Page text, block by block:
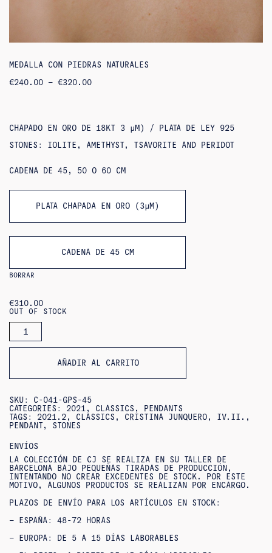
MEDALLA CON PIEDRAS NATURALES
€240.00 – €320.00RANGO
320,00
€
CHAPADO EN ORO DE 18KT 3 ΜM) / PLATA DE LEY 925
STONES: IOLITE, AMETHYST, TSAVORITE AND PERIDOT
CADENA DE 45, 50 O 60 CM
PLATA CHAPADA EN ORO (3ΜM)
CADENA DE 45 CM
BORRAR
€310.00
OUT OF STOCK
MEDALLA
STONES
PENDANT
QUANTITY
AÑADIR AL CARRITO
SKU: C-041-GPS-45
CATEGORIES: 2021 , CLASSICS ,
PENDANTS
TAGS: 2021.2 , CLASSICS , CRISTINA JUNQUERO , IV.II. ,
PENDANT , STONES
ENVÍOS
LA COLECCIÓN DE CJ SE REALIZA EN SU TALLER DE
BARCELONA BAJO PEQUEÑAS TIRADAS DE PRODUCCIÓN,
INTENTANDO NO CREAR EXCEDENTES DE STOCK. POR ESTE
MOTIVO, ALGUNOS PRODUCTOS SE REALIZAN POR ENCARGO.
PLAZOS DE ENVÍO PARA LOS ARTÍCULOS EN STOCK:
– ESPAÑA: 48-72 HORAS
– EUROPA: DE 5 A 15 DÍAS LABORABLES